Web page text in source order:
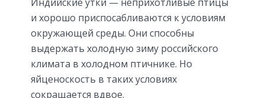
и хорошо приспосабливаются к условиям
окружающей среды. Они способны
выдержать холодную зиму российского
климата в холодном птичнике. Но
яйценоскость в таких условиях
сокращается вдвое.